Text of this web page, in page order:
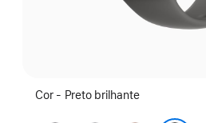
Cor - Preto brilhante